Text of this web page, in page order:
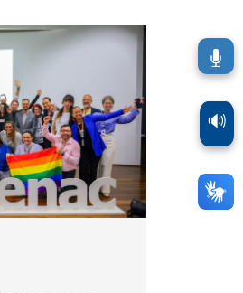
🔊